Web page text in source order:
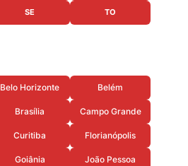
SE TO
Belo Horizonte Belém
Brasília Campo Grande
Curitiba Florianópolis
Goiânia João Pessoa